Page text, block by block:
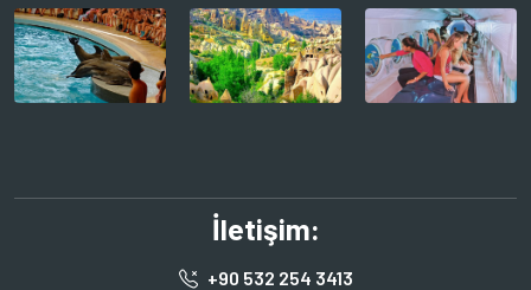
İletişim:
+90 532 254 3413